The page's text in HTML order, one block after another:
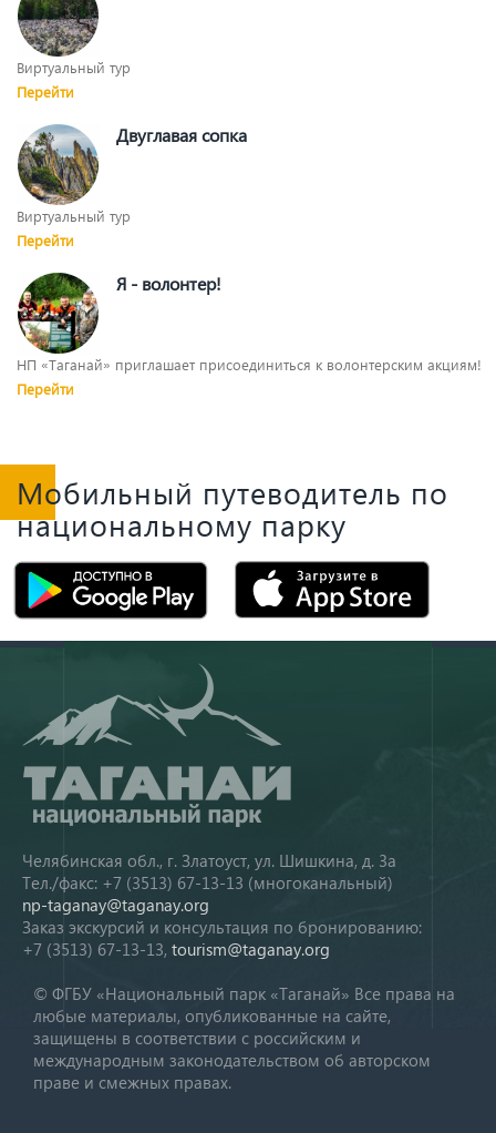
Виртуальный тур
Перейти
Двуглавая сопка
Виртуальный тур
Перейти
Я - волонтер!
НП «Таганай» приглашает присоединиться к волонтерским акциям!
Перейти
Мобильный путеводитель по
национальному парку
Челябинская обл., г. Златоуст, ул. Шишкина, д. 3а
Тел./факс: +7 (3513) 67-13-13 (многоканальный)
np-taganay@taganay.org
Заказ экскурсий и консультация по бронированию:
+7 (3513) 67-13-13, tourism@taganay.org
© ФГБУ «Национальный парк «Таганай» Все права на
любые материалы, опубликованные на сайте,
защищены в соответствии с российским и
международным законодательством об авторском
праве и смежных правах.